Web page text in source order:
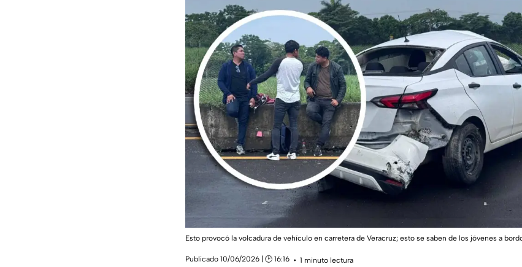
Esto provocó la volcadura de vehículo en carretera de Veracruz; esto se saben de los jóvenes a
Publicado 10/06/2026 | 🕑 16:16
1 minuto lectura